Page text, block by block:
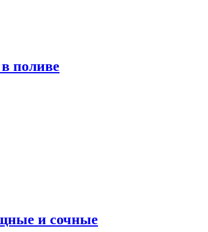
поливе
и сочные